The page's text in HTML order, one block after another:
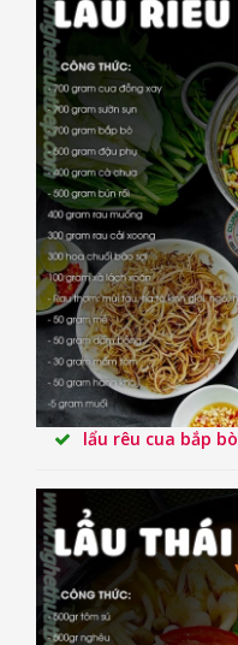
lẩu rêu cua bắp bò